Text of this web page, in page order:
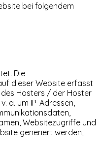
bei folgendem
Die
dieser Website erfasst
Hosters / der Hoster
a. um IP-Adressen,
Websitezugriffe und
generiert werden,